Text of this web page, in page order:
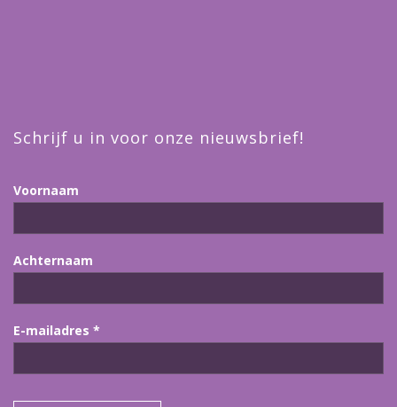
Schrijf u in voor onze nieuwsbrief!
Voornaam
Achternaam
E-mailadres *